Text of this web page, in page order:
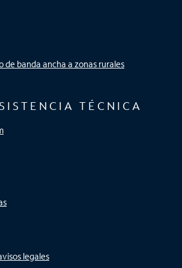
de banda ancha a zonas rurales
TÉCNICA
legales